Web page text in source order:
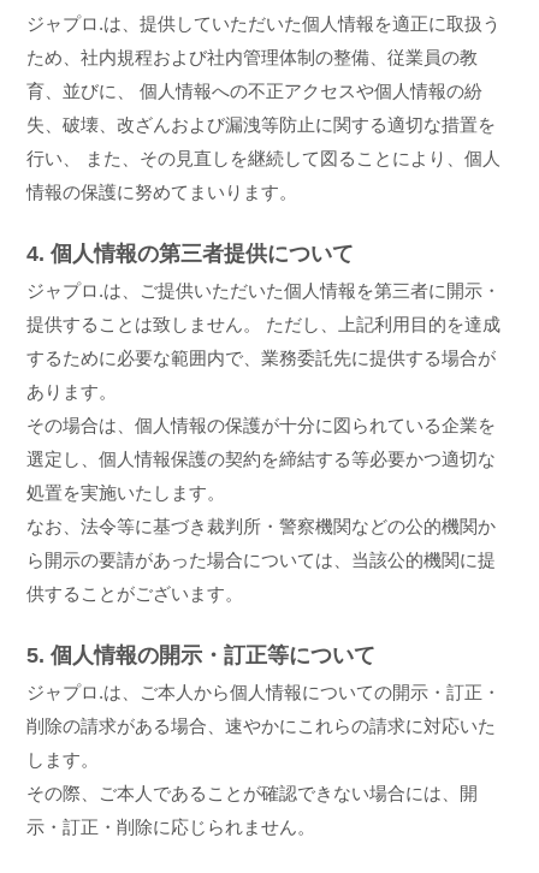
ジャプロ.は、提供していただいた個人情報を適正に取扱う
ため、社内規程および社内管理体制の整備、従業員の教
育、並びに、 個人情報への不正アクセスや個人情報の紛
失、破壊、改ざんおよび漏洩等防止に関する適切な措置を
行い、 また、その見直しを継続して図ることにより、個人
情報の保護に努めてまいります。
4. 個人情報の第三者提供について
ジャプロ.は、ご提供いただいた個人情報を第三者に開示・
提供することは致しません。 ただし、上記利用目的を達成
するために必要な範囲内で、業務委託先に提供する場合が
あります。
その場合は、個人情報の保護が十分に図られている企業を
選定し、個人情報保護の契約を締結する等必要かつ適切な
処置を実施いたします。
なお、法令等に基づき裁判所・警察機関などの公的機関か
ら開示の要請があった場合については、当該公的機関に提
供することがございます。
5. 個人情報の開示・訂正等について
ジャプロ.は、ご本人から個人情報についての開示・訂正・
削除の請求がある場合、速やかにこれらの請求に対応いた
します。
その際、ご本人であることが確認できない場合には、開
示・訂正・削除に応じられません。